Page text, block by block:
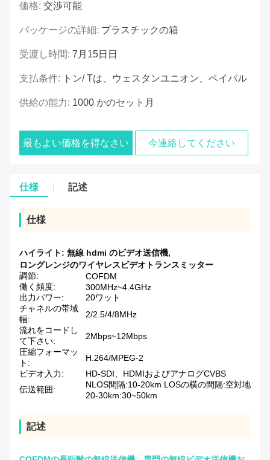
価格: 交渉可能
パッケージの詳細: プラスチックの箱
受渡し時間: 7月15日日
支払条件: トン/ Tは、ウェスタンユニオン、ペイパル
供給の能力: 1000 かのセット月
最もよい価格を得なさい 今連絡してください
仕様 記述
仕様
ハイライト: 無線 hdmi のビデオ送信機,
ロングレンジのワイヤレスビデオトランスミッター
調節:
COFDM
働く頻度:
300MHz~4.4GHz
出力パワー:
20ワット
チャネルの帯域
幅:
2/2.5/4/8MHz
流れをコードし
て下さい:
2Mbps~12Mbps
圧縮フォーマッ
ト:
H.264/MPEG-2
ビデオ入力:
HD-SDI、HDMIおよびアナログCVBS
伝送範囲:
NLOS間隔:10-20km LOSの横の間隔:空対地
20-30km:30~50km
記述